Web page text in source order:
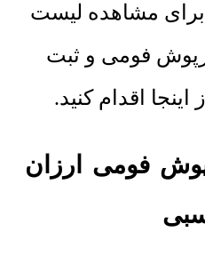
مشاهده لیست
فومی و ثبت
اقدام کنید.
فومی ارزان